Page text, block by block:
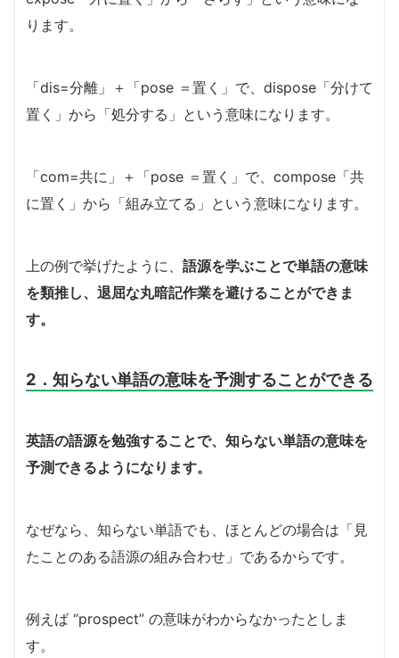
ります。
「dis=分離」＋「pose ＝置く」で、dispose「分けて
置く」から「処分する」という意味になります。
「com=共に」＋「pose ＝置く」で、compose「共
に置く」から「組み立てる」という意味になります。
上の例で挙げたように、 語源を学ぶことで単語の意味
を類推し、退屈な丸暗記作業を避けることができま
す。
2．知らない単語の意味を予測することができる
英語の語源を勉強することで、知らない単語の意味を
予測できるようになります。
なぜなら、知らない単語でも、ほとんどの場合は「見
たことのある語源の組み合わせ」であるからです。
例えば “prospect” の意味がわからなかったとしま
す。